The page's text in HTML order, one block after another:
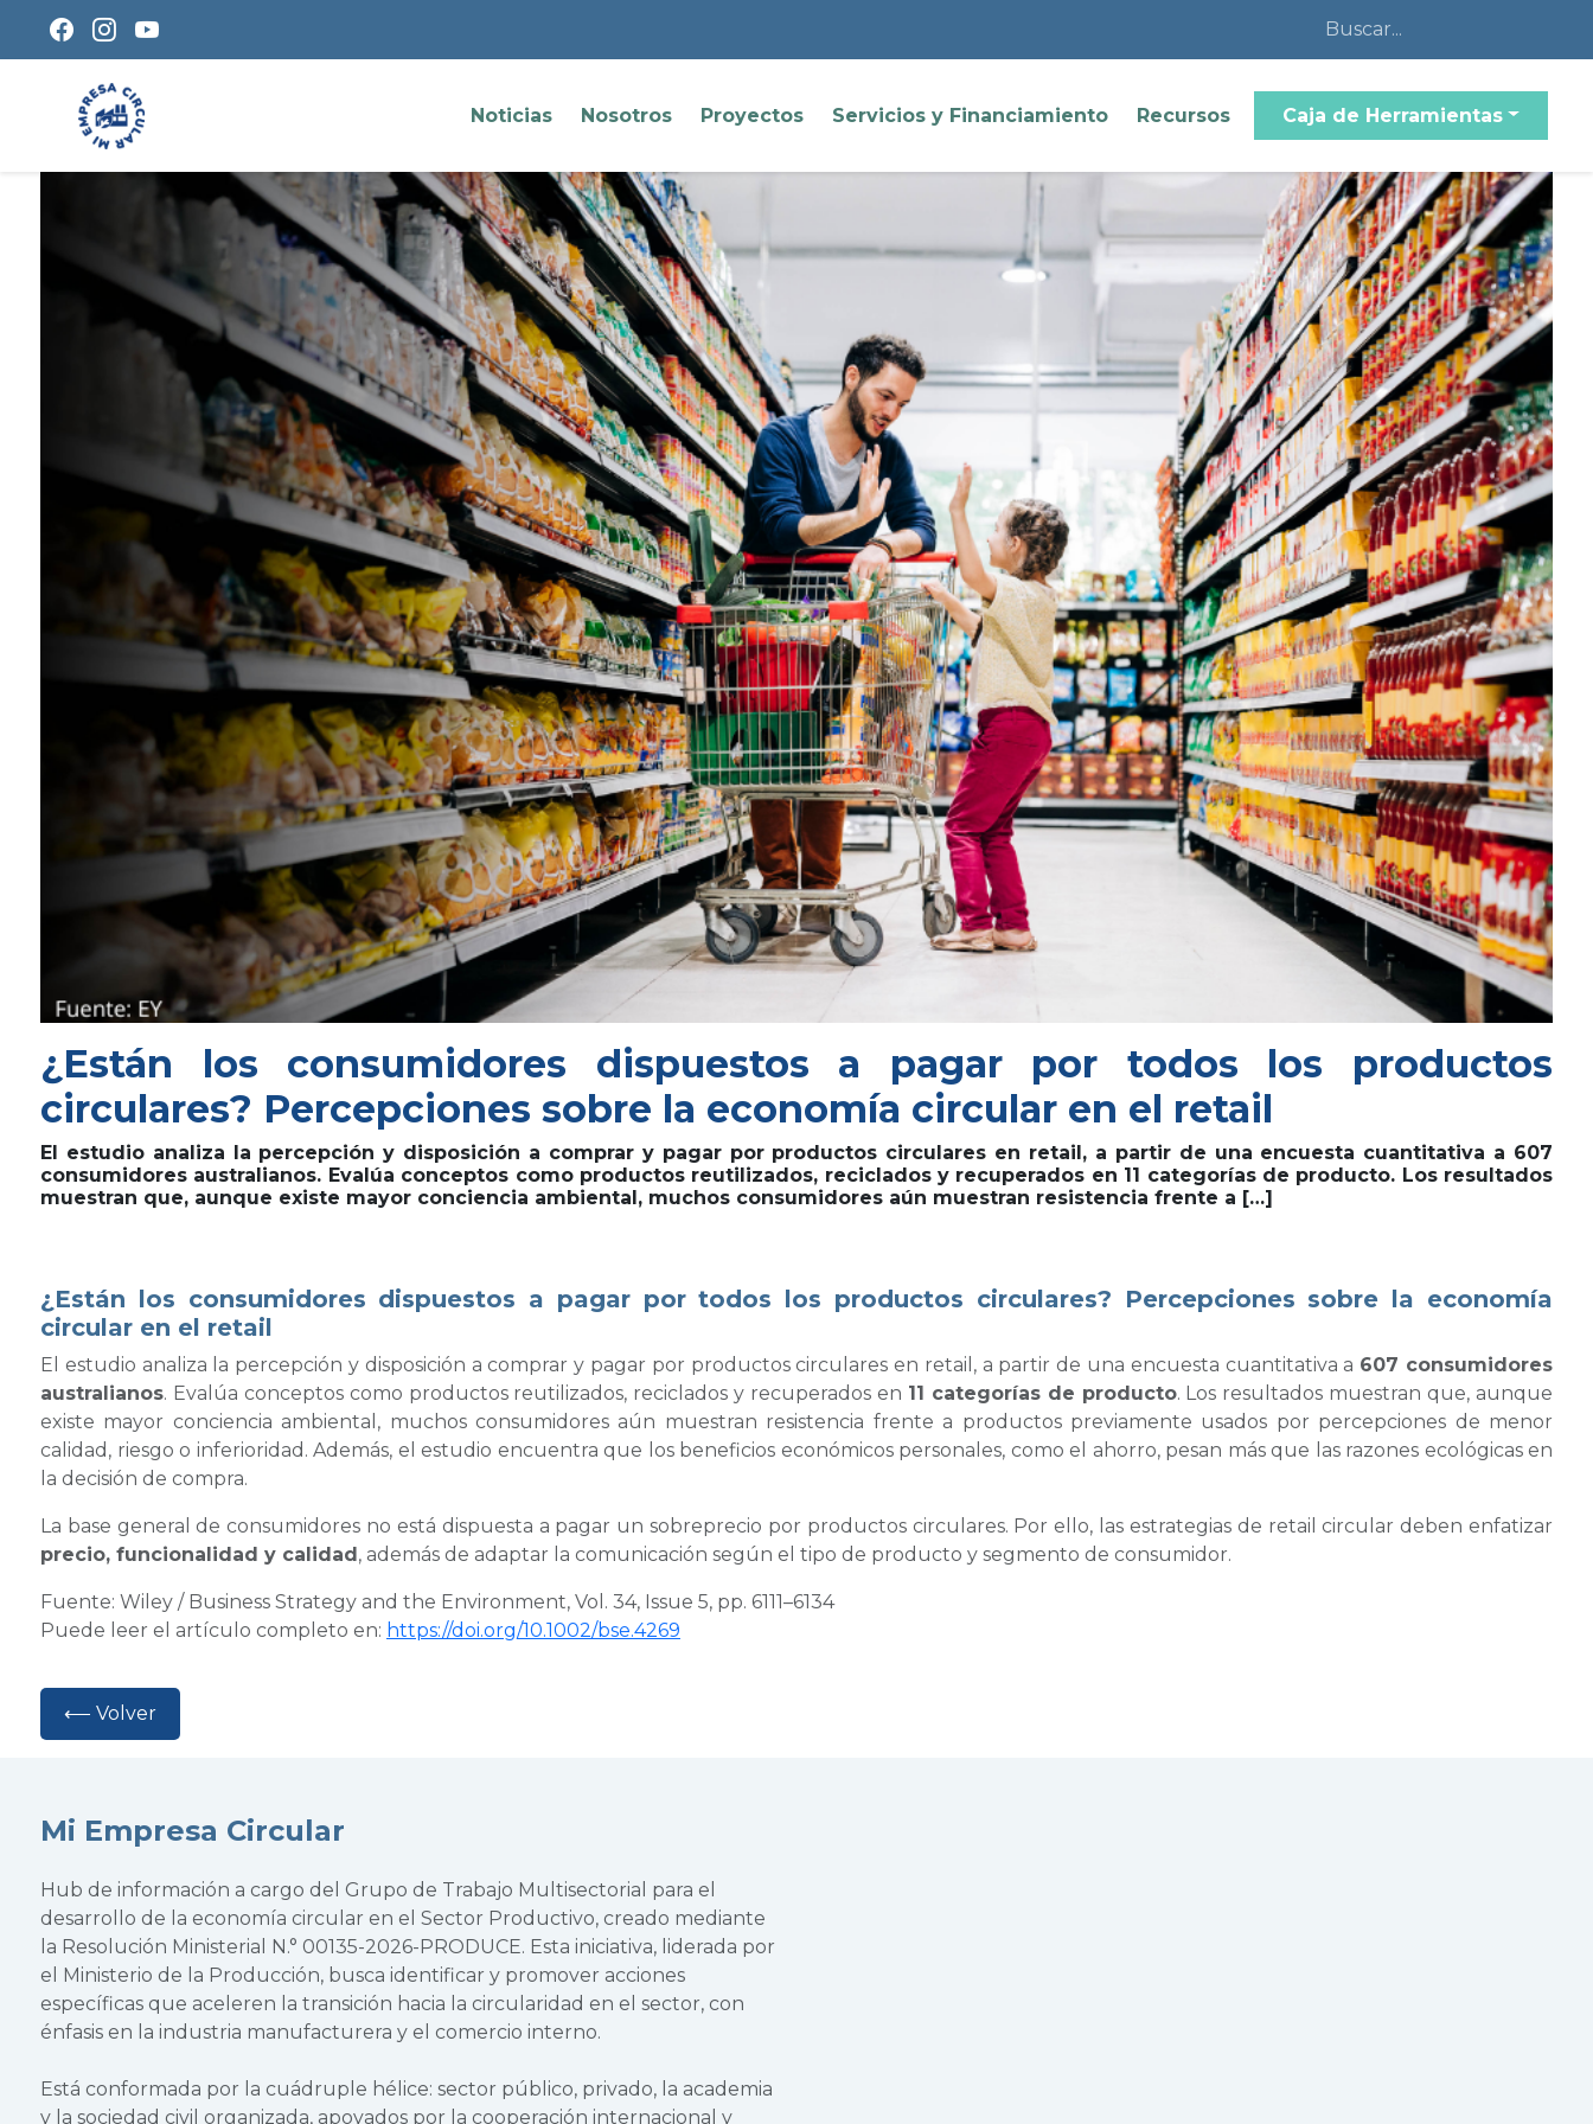
Noticias Nosotros Proyectos Servicios y Financiamiento Recursos Caja de Herramientas
¿Están los consumidores dispuestos a pagar por todos los productos
circulares? Percepciones sobre la economía circular en el retail
El estudio analiza la percepción y disposición a comprar y pagar por productos circulares en retail, a partir de una encuesta cuantitativa a 607
consumidores australianos. Evalúa conceptos como productos reutilizados, reciclados y recuperados en 11 categorías de producto. Los resultados
muestran que, aunque existe mayor conciencia ambiental, muchos consumidores aún muestran resistencia frente a […]
¿Están los consumidores dispuestos a pagar por todos los productos circulares? Percepciones sobre la economía
circular en el retail
El estudio analiza la percepción y disposición a comprar y pagar por productos circulares en retail, a partir de una encuesta cuantitativa a 607 consumidores
australianos. Evalúa conceptos como productos reutilizados, reciclados y recuperados en 11 categorías de producto. Los resultados muestran que, aunque
existe mayor conciencia ambiental, muchos consumidores aún muestran resistencia frente a productos previamente usados por percepciones de menor
calidad, riesgo o inferioridad. Además, el estudio encuentra que los beneficios económicos personales, como el ahorro, pesan más que las razones ecológicas en
la decisión de compra.
La base general de consumidores no está dispuesta a pagar un sobreprecio por productos circulares. Por ello, las estrategias de retail circular deben enfatizar
precio, funcionalidad y calidad, además de adaptar la comunicación según el tipo de producto y segmento de consumidor.
Fuente: Wiley / Business Strategy and the Environment, Vol. 34, Issue 5, pp. 6111–6134
Puede leer el artículo completo en: https://doi.org/10.1002/bse.4269
⟵ Volver
Mi Empresa Circular
Hub de información a cargo del Grupo de Trabajo Multisectorial para el
desarrollo de la economía circular en el Sector Productivo, creado mediante
la Resolución Ministerial N.° 00135-2026-PRODUCE. Esta iniciativa, liderada por
el Ministerio de la Producción, busca identificar y promover acciones
específicas que aceleren la transición hacia la circularidad en el sector, con
énfasis en la industria manufacturera y el comercio interno.
Está conformada por la cuádruple hélice: sector público, privado, la academia
y la sociedad civil organizada, apoyados por la cooperación internacional y